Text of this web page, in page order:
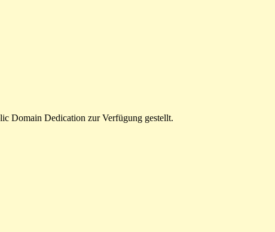
Domain Dedication zur Verfügung gestellt.